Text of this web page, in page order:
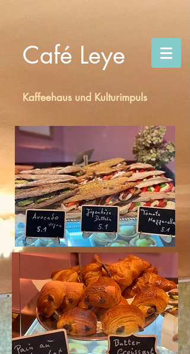
Café Leye
Kaffeehaus und Kulturimpuls